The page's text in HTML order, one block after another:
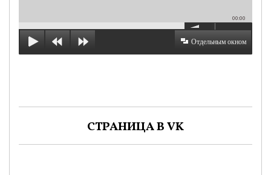
00:00
Отдельным окном
СТРАНИЦА В VK